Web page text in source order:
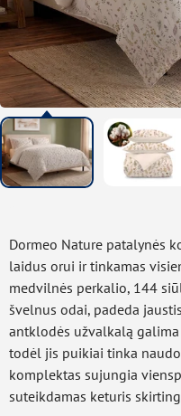
Dormeo Nature patalynės
laidus orui ir tinkamas
medvilnės perkalio, 144
švelnus odai, padeda
antklodės užvalkalą
todėl jis puikiai tinka
komplektas sujungia
suteikdamas keturis